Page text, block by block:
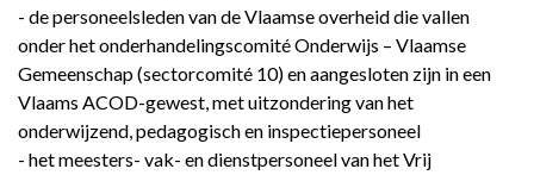
- de personeelsleden van de Vlaamse overheid die vallen
onder het onderhandelingscomité Onderwijs – Vlaamse
Gemeenschap (sectorcomité 10) en aangesloten zijn in een
Vlaams ACOD-gewest, met uitzondering van het
onderwijzend, pedagogisch en inspectiepersoneel
- het meesters- vak- en dienstpersoneel van het Vrij